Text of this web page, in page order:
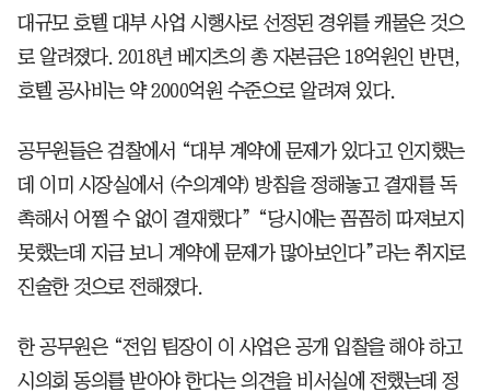
대규모 호텔 대부 사업 시행사로 선정된 경위를 캐물은 것으
로 알려졌다. 2018년 베지츠의 총 자본금은 18억원인 반면,
호텔 공사비는 약 2000억원 수준으로 알려져 있다.
공무원들은 검찰에서 “대부 계약에 문제가 있다고 인지했는
데 이미 시장실에서 (수의계약) 방침을 정해놓고 결재를 독
촉해서 어쩔 수 없이 결재했다” “당시에는 꼼꼼히 따져보지
못했는데 지금 보니 계약에 문제가 많아보인다”라는 취지로
진술한 것으로 전해졌다.
한 공무원은 “전임 팀장이 이 사업은 공개 입찰을 해야 하고
시의회 동의를 받아야 한다는 의견을 비서실에 전했는데 정